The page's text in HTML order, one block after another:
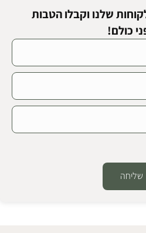
שלנו וקבלו הטבות
כולם!
שליחה